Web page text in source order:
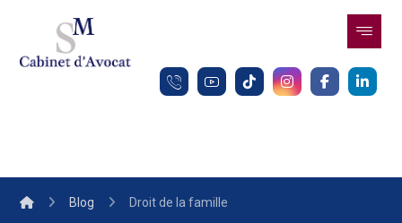
Blog Droit de la famille